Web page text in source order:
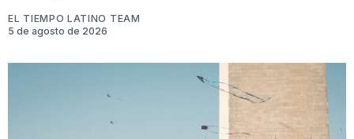
EL TIEMPO LATINO TEAM
5 de agosto de 2026